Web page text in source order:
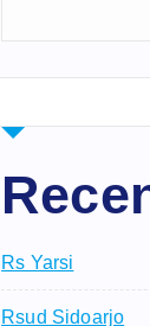
Rs Yarsi
Rsud Sidoarjo